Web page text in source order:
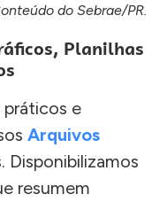
do Sebrae/PR.
Planilhas
práticos e
Arquivos
Disponibilizamos
resumem